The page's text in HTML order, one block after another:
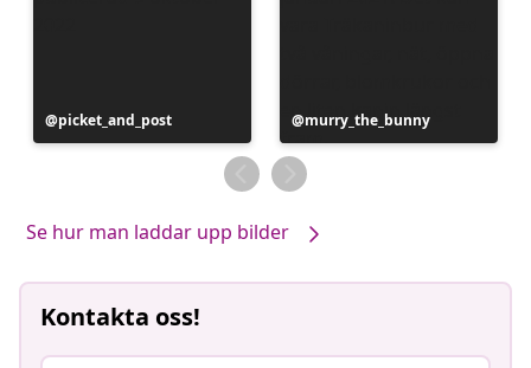
Inlägg
publicerat
picket_and_post
Inlägg
publicerat
av
murry_the_bunny
Se hur man laddar upp bilder
Kontakta oss!